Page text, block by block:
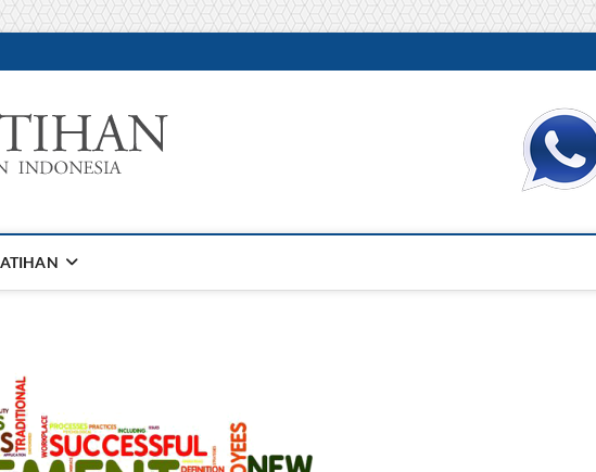
INFORMASI PELATIHAN DAN SERTIFIKASI TERBAIK DI INDONESIA